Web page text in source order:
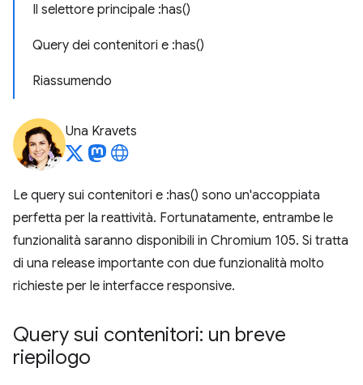
Il selettore principale :has()
Query dei contenitori e :has()
Riassumendo
Una Kravets
Le query sui contenitori e :has() sono un'accoppiata
perfetta per la reattività. Fortunatamente, entrambe le
funzionalità saranno disponibili in Chromium 105. Si tratta
di una release importante con due funzionalità molto
richieste per le interfacce responsive.
Query sui contenitori: un breve
riepilogo